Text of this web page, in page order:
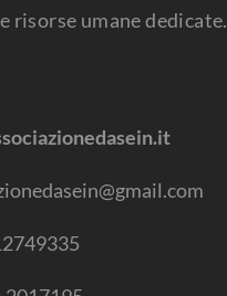
risorse umane dedicate.